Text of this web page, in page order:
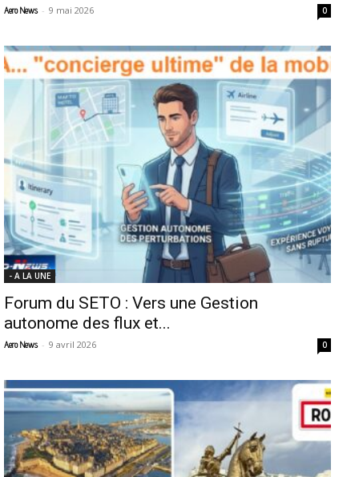
Aero News - 9 mai 2026 0
- A LA UNE
Forum du SETO : Vers une Gestion
autonome des flux et...
Aero News - 9 avril 2026 0